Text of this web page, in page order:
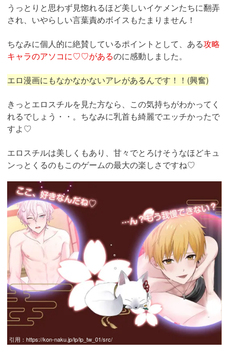
うっとりと思わず見惚れるほど美しいイケメンたちに翻弄
され、いやらしい言葉責めボイスもたまりません！
ちなみに個人的に絶賛しているポイントとして、ある攻略
キャラのアソコに♡♡があるのに感動しました。
エロ漫画にもなかなかないアレがあるんです！！(興奮)
きっとエロスチルを見た方なら、この気持ちがわかってく
れるでしょう・・。ちなみに乳首も綺麗でエッチかったで
すよ♡
エロスチルは美しくもあり、甘々でとろけそうなほどキュ
ンっとくるのもこのゲームの最大の楽しさですね♡
引用： https://kon-naku.jp/lp/lp_tw_01/src/